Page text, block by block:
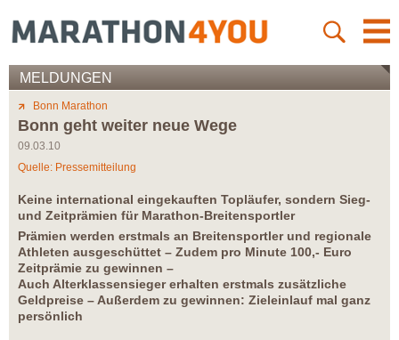
MELDUNGEN
Bonn Marathon
Bonn geht weiter neue Wege
09.03.10
Quelle: Pressemitteilung
Keine international eingekauften Topläufer, sondern Sieg-
und Zeitprämien für Marathon-Breitensportler
Prämien werden erstmals an Breitensportler und regionale
Athleten ausgeschüttet – Zudem pro Minute 100,- Euro
Zeitprämie zu gewinnen –
Auch Alterklassensieger erhalten erstmals zusätzliche
Geldpreise – Außerdem zu gewinnen: Zieleinlauf mal ganz
persönlich